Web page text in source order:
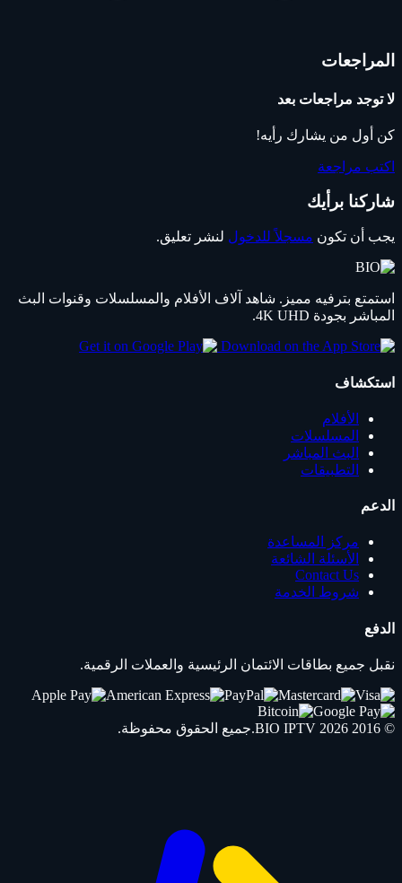
المراجعات
لا توجد مراجعات بعد
كن أول من يشارك رأيه!
اكتب مراجعة
شاركنا برأيك
يجب أن تكون مسجلاً للدخول لنشر تعليق.
استمتع بترفيه مميز. شاهد آلاف الأفلام والمسلسلات وقنوات البث
المباشر بجودة 4K UHD.
استكشاف
الأفلام
المسلسلات
البث المباشر
التطبيقات
الدعم
مركز المساعدة
الأسئلة الشائعة
Contact Us
شروط الخدمة
الدفع
نقبل جميع بطاقات الائتمان الرئيسية والعملات الرقمية.
© 2016 2026
BIO IPTV .جميع الحقوق محفوظة.